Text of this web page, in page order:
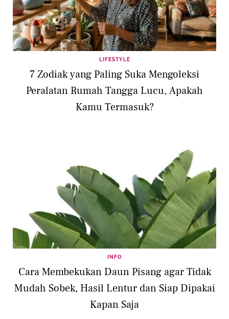
LIFESTYLE
7 Zodiak yang Paling Suka Mengoleksi
Peralatan Rumah Tangga Lucu, Apakah
Kamu Termasuk?
INFO
Cara Membekukan Daun Pisang agar Tidak
Mudah Sobek, Hasil Lentur dan Siap Dipakai
Kapan Saja